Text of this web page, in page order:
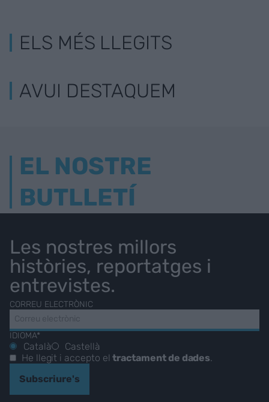
ELS MÉS LLEGITS
AVUI DESTAQUEM
EL NOSTRE
BUTLLETÍ
Les nostres millors
històries, reportatges i
entrevistes.
CORREU ELECTRÒNIC
IDIOMA*
Català
Castellà
He llegit i accepto eltractament de dades
Subscriure's